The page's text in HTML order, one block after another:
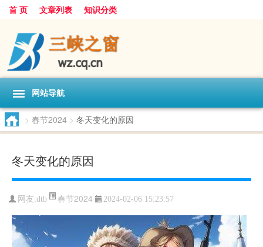
首 页 文章列表 知识分类
网站导航
> 春节2024 > 冬天变化的原因
冬天变化的原因
网友:dtb 春节2024 2024-02-06 15:23:57